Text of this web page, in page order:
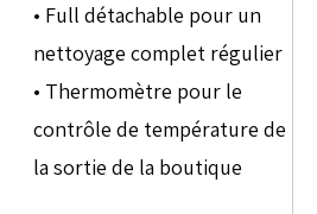
• Full détachable pour un
nettoyage complet régulier
• Thermomètre pour le
contrôle de température de
la sortie de la boutique